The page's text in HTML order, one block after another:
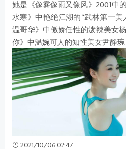
她是《像雾像雨又像风》2001中
水寒》中艳绝江湖的“武林第一美
温哥华》中傲娇任性的泼辣美女
你》中温婉可人的知性美女尹静
刀”的“小凤仙”林桃——这个
2021/10/06 02:47